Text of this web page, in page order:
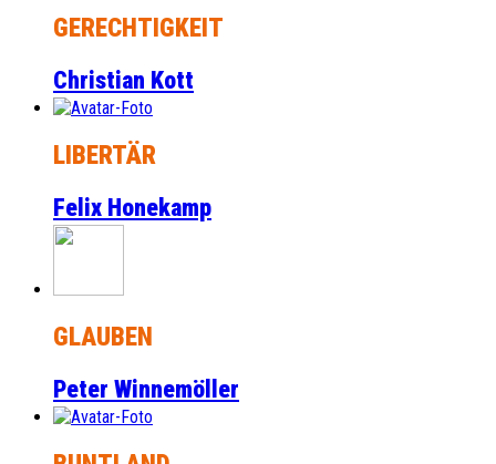
GERECHTIGKEIT
Christian Kott
LIBERTÄR
Felix Honekamp
GLAUBEN
Peter Winnemöller